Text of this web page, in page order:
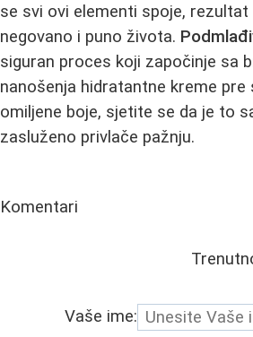
se svi ovi elementi spoje,
negovano i puno života.
siguran proces koji započinje sa
nanošenja hidratantne kreme
omiljene boje, sjetite se da je to
zasluženo privlače pažnju.
Komentari
Vaše ime: